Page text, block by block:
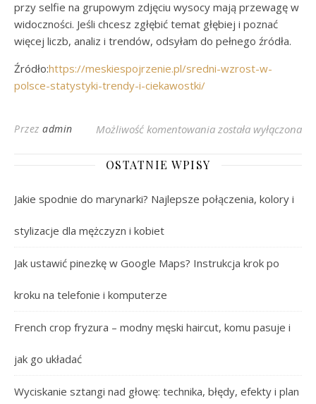
przy selfie na grupowym zdjęciu wysocy mają przewagę w
widoczności. Jeśli chcesz zgłębić temat głębiej i poznać
więcej liczb, analiz i trendów, odsyłam do pełnego źródła.
Źródło:https://meskiespojrzenie.pl/sredni-wzrost-w-
polsce-statystyki-trendy-i-ciekawostki/
Przez admin Możliwość komentowania Średni Wzrost w
została wyłączona
OSTATNIE WPISY
Jakie spodnie do marynarki? Najlepsze połączenia, kolory i
stylizacje dla mężczyzn i kobiet
Jak ustawić pinezkę w Google Maps? Instrukcja krok po
kroku na telefonie i komputerze
French crop fryzura – modny męski haircut, komu pasuje i
jak go układać
Wyciskanie sztangi nad głowę: technika, błędy, efekty i plan